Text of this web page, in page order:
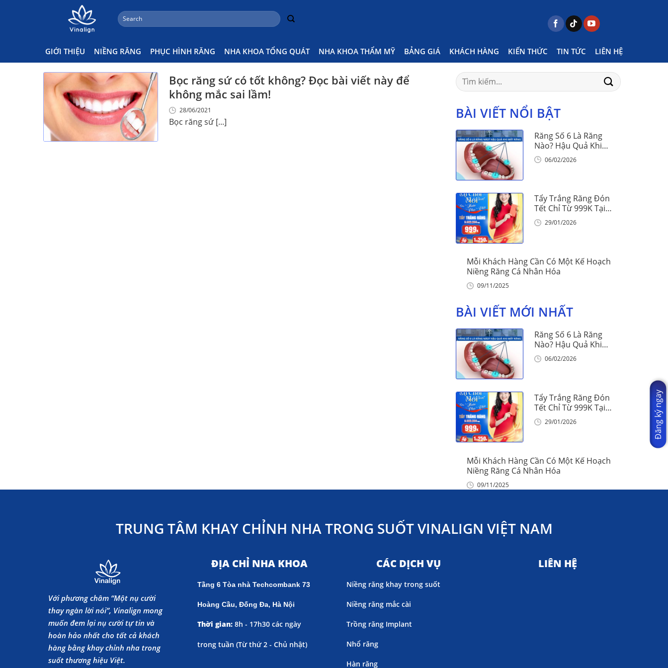
Search
for:
GIỚI THIỆU NIỀNG RĂNG PHỤC HÌNH RĂNG NHA KHOA TỔNG QUÁT NHA KHOA THẨM MỸ BẢNG GIÁ KHÁCH HÀNG KIẾN THỨC TIN TỨC LIÊN HỆ
Nên Hay Không Nên Bọc Sứ Posts tagged "nên hay không nên bọc sứ"
Bọc răng sứ có tốt không? Đọc bài viết này để
không mắc sai lầm!
28/06/2021
Bọc răng sứ [...]
Search
for:
BÀI VIẾT NỔI BẬT
Răng Số 6 Là Răng
Nào? Hậu Quả Khi
Mất Răng Số 6
06/02/2026
Tẩy Trắng Răng Đón
Tết Chỉ Từ 999K Tại
Nha Khoa Vinalign
29/01/2026
Mỗi Khách Hàng Cần Có Một Kế Hoạch
Niềng Răng Cá Nhân Hóa
09/11/2025
BÀI VIẾT MỚI NHẤT
Răng Số 6 Là Răng
Nào? Hậu Quả Khi
Mất Răng Số 6
06/02/2026
Tẩy Trắng Răng Đón
Tết Chỉ Từ 999K Tại
Nha Khoa Vinalign
29/01/2026
Mỗi Khách Hàng Cần Có Một Kế Hoạch
Niềng Răng Cá Nhân Hóa
09/11/2025
TRUNG TÂM KHAY CHỈNH NHA TRONG SUỐT VINALIGN VIỆT NAM
Với phương châm “Một nụ cười
thay ngàn lời nói”, Vinalign mong
muốn đem lại nụ cười tự tin và
hoàn hảo nhất cho tất cả khách
hàng bằng khay chỉnh nha trong
suốt thương hiệu Việt.
ĐỊA CHỈ NHA KHOA
Tầng 6 Tòa nhà Techcombank 73
Hoàng Cầu, Đống Đa, Hà Nội
Thời gian: 8h - 17h30 các ngày
trong tuần (Từ thứ 2 - Chủ nhật)
CÁC DỊCH VỤ
Niềng răng khay trong suốt
Niềng răng mắc cài
Trồng răng Implant
Nhổ răng
Hàn răng
LIÊN HỆ
Đăng ký ngay